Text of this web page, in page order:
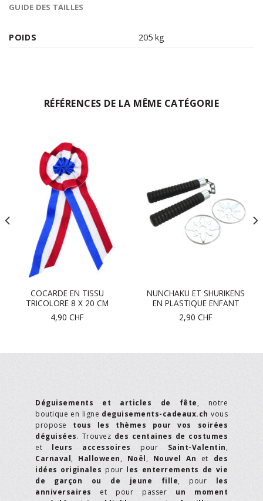
GUIDE DES TAILLES
POIDS 205 kg
RÉFÉRENCES DE LA MÊME CATÉGORIE
COCARDE EN TISSU
TRICOLORE 8 X 20 CM
4,90 CHF
NUNCHAKU ET SHURIKENS
EN PLASTIQUE ENFANT
2,90 CHF
Déguisements et articles de fête, notre
boutique en ligne deguisements-cadeaux.ch vous
propose tous les thèmes pour vos soirées
déguisées. Trouvez des centaines de costumes
et leurs accessoires pour Saint-Valentin,
Carnaval, Halloween, Noël, Nouvel An et des
idées originales pour les enterrements de vie
de garçon ou de jeune fille, pour les
anniversaires et pour passer un moment